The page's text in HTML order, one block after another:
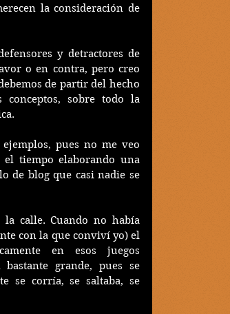
la consideración de
y detractores de
o en contra, pero creo
de partir del hecho
sobre todo la
pues no me veo
tiempo elaborando una
de blog que casi nadie se
la calle. Cuando no había
con la que conviví yo) el
en esos juegos
grande, pues se
se corría, se saltaba, se